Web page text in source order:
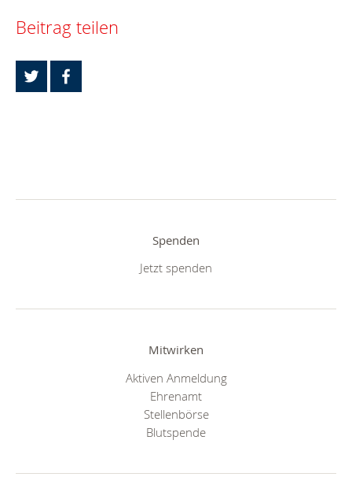
Beitrag teilen
Spenden
Jetzt spenden
Mitwirken
Aktiven Anmeldung
Ehrenamt
Stellenbörse
Blutspende